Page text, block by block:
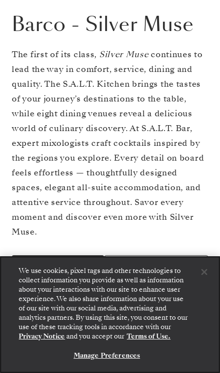
Barco - Silver Muse
The first of its class, Silver Musecontinues to
lead the way in comfort, service, dining and
quality. The S.A.L.T. Kitchen brings the tastes
of your journey’s destinations to the table,
while eight dining venues reveal a delicious
world of culinary discovery. At S.A.L.T. Bar,
expert mixologists craft cocktails inspired by
the regions you explore. Every detail on board
feels effortless — thoughtfully designed
spaces, elegant all-suite accommodation, and
attentive service throughout. Savor every
moment and discover even more with Silver
Muse.
RESERVE SU CRUCERO
CUBIERTAS
We use cookies, pixel tags and other technologies to
collect information you provide as well as information
about your interactions with our site to enhance user
experience. We also share information about your use
of our site with our social media, advertising and
analytics partners. By using this site, you consent to our
use of these tracking tools in accordance with our
Privacy Notice and you accept our Terms of Use.
Manage Preferences